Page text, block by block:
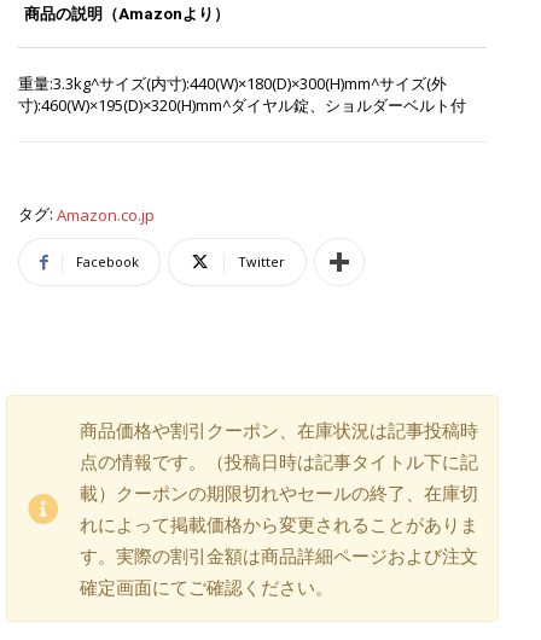
商品の説明（Amazonより）
重量:3.3kg^サイズ(内寸):440(W)×180(D)×300(H)mm^サイズ(外
寸):460(W)×195(D)×320(H)mm^ダイヤル錠、ショルダーベルト付
タグ: Amazon.co.jp
Facebook Twitter
商品価格や割引クーポン、在庫状況は記事投稿時
点の情報です。（投稿日時は記事タイトル下に記
載）クーポンの期限切れやセールの終了、在庫切
れによって掲載価格から変更されることがありま
す。実際の割引金額は商品詳細ページおよび注文
確定画面にてご確認ください。